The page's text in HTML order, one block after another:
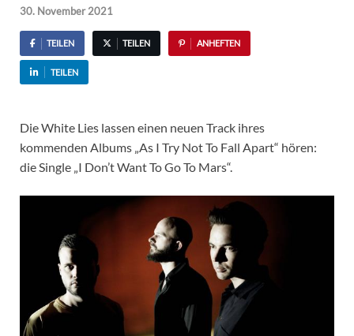
30. November 2021
TEILEN TEILEN ANHEFTEN
TEILEN
Die White Lies lassen einen neuen Track ihres
kommenden Albums „As I Try Not To Fall Apart“ hören:
die Single „I Don’t Want To Go To Mars“.